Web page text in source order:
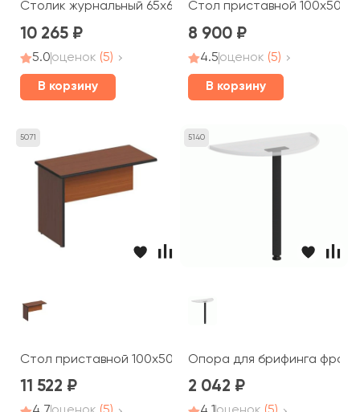
Столик журнальный 65x65x49 Дин-Р
10 265
5.0оценок (5)
В корзину
Стол приставной
8 900
4.5оценок (5)
В корзину
5071
Стол приставной 100x50x66 ДР 165 Дин-Р
11 522
5140
Опора для брифинга
2 042